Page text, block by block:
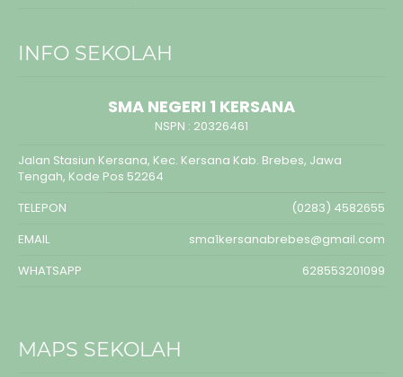
INFO SEKOLAH
SMA NEGERI 1 KERSANA
NSPN : 20326461
Jalan Stasiun Kersana, Kec. Kersana Kab. Brebes, Jawa
Tengah, Kode Pos 52264
TELEPON
(0283) 4582655
EMAIL
sma1kersanabrebes@gmail.com
WHATSAPP
628553201099
MAPS SEKOLAH